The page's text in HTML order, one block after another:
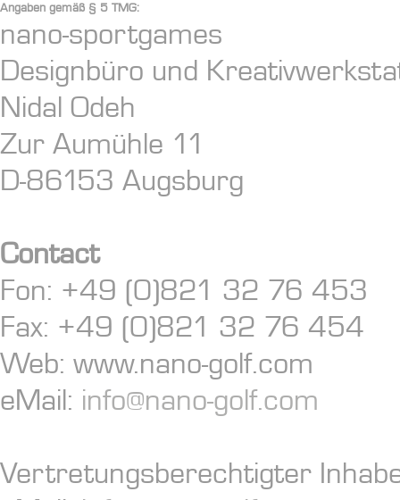
Angaben gemäß § 5 TMG:
nano-sportgames
Designbüro und
Nidal Odeh
Zur Aumühle 11
D-86153 Augsburg
Contact
Fon: +49 (0)821 32 76 453
Fax: +49 (0)821 32 76 454
Web: www.nano-golf.com
eMail: info@nano-golf.com
Vertretungsberechtigter